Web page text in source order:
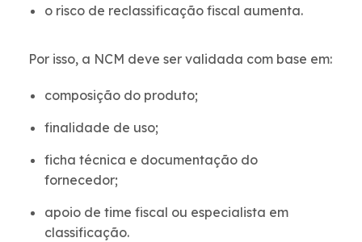
o risco de reclassificação fiscal aumenta.
Por isso, a NCM deve ser validada com base em:
composição do produto;
finalidade de uso;
ficha técnica e documentação do
fornecedor;
apoio de time fiscal ou especialista em
classificação.